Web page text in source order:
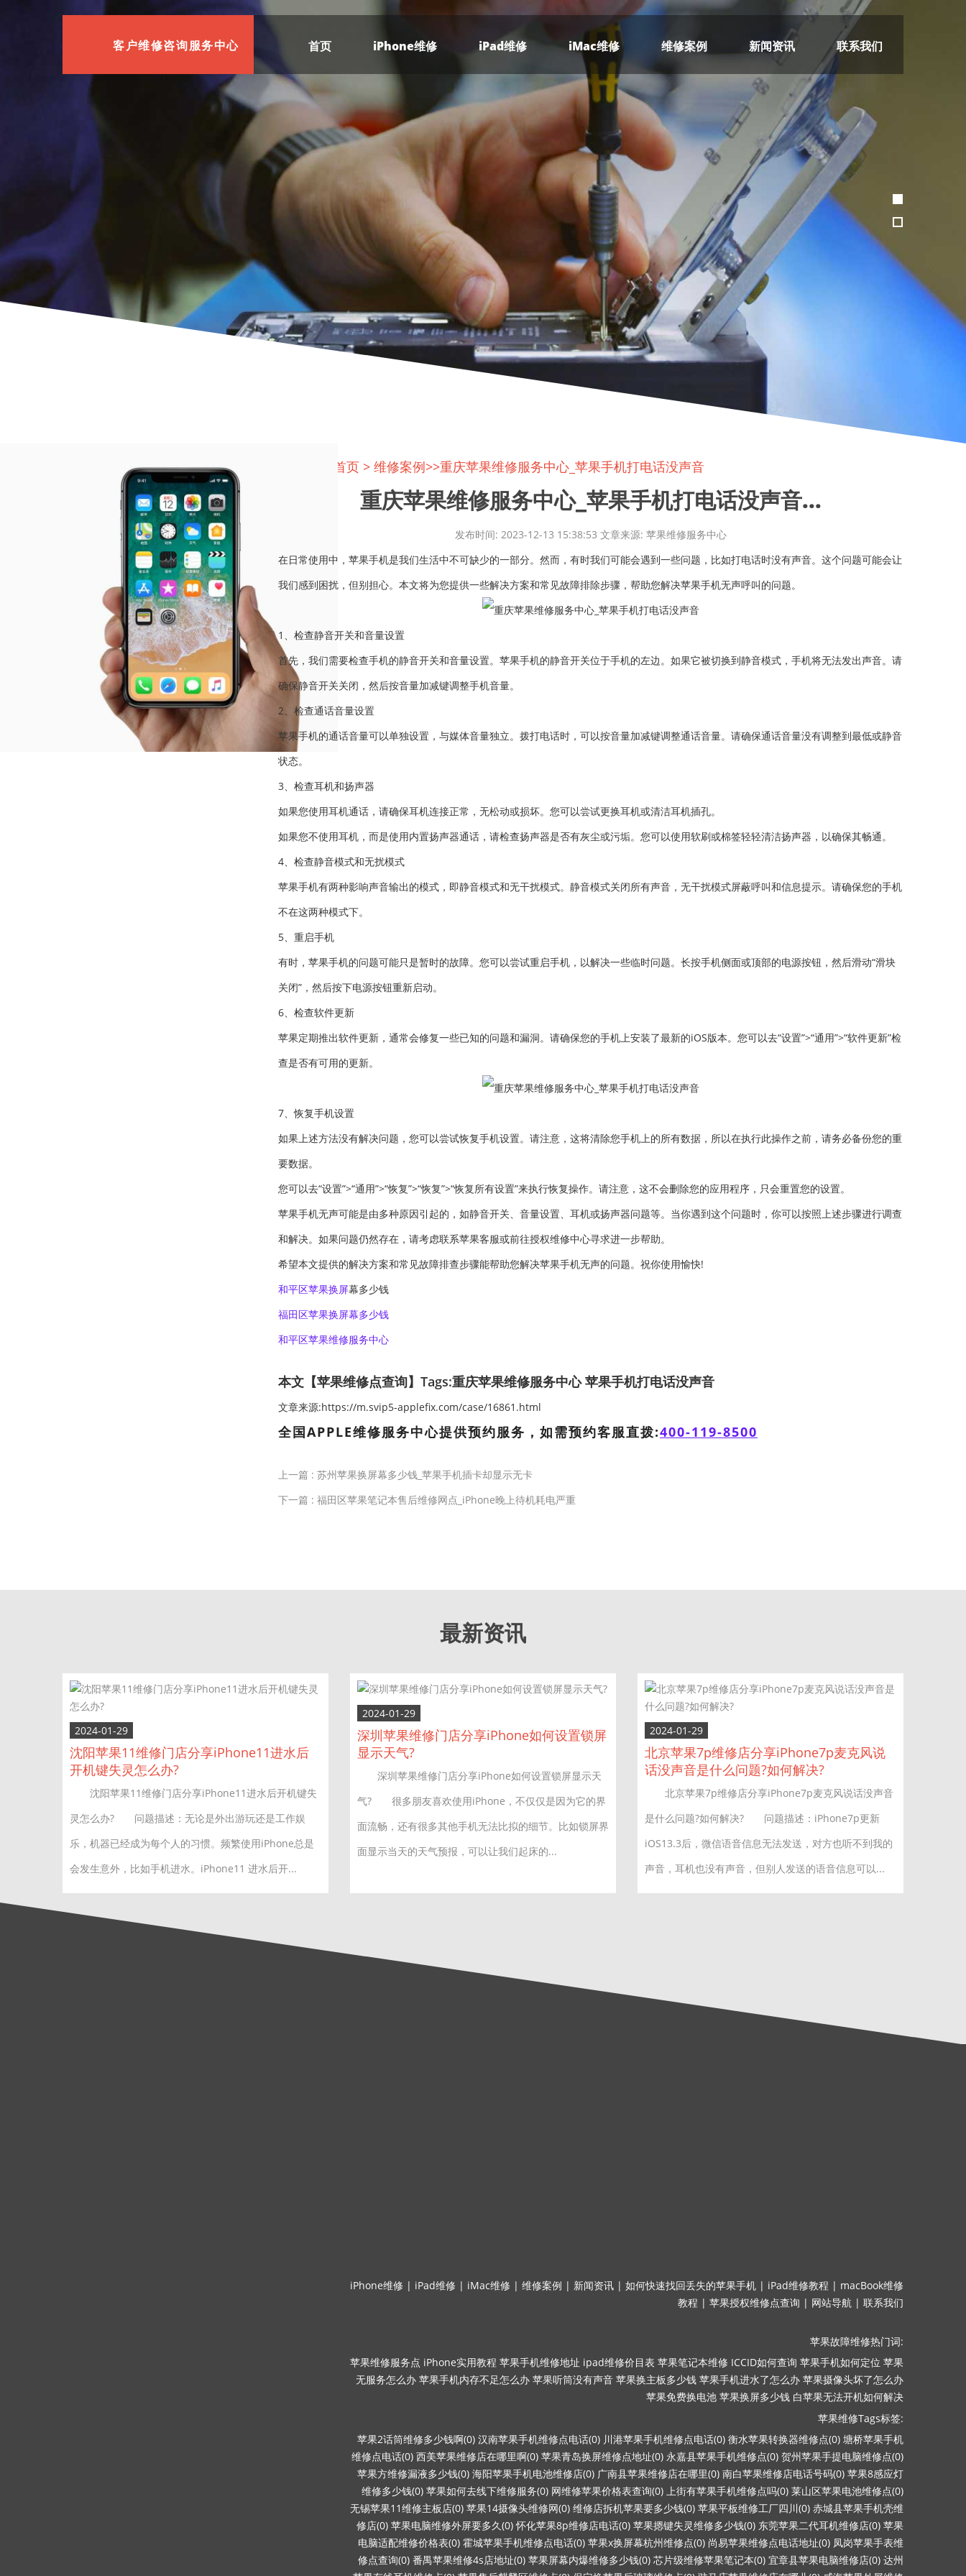
客户维修咨询服务中心 首页 iPhone维修 iPad维修 iMac维修 维修案例 新闻资讯 联系我们
首页 > 维修案例>>重庆苹果维修服务中心_苹果手机打电话没声音
重庆苹果维修服务中心_苹果手机打电话没声音...
发布时间: 2023-12-13 15:38:53 文章来源: 苹果维修服务中心
在日常使用中，苹果手机是我们生活中不可缺少的一部分。然而，有时我们可能会遇到一些问题，比如打电话时没有声音。这个问题可能会让
我们感到困扰，但别担心。本文将为您提供一些解决方案和常见故障排除步骤，帮助您解决苹果手机无声呼叫的问题。
1、检查静音开关和音量设置
首先，我们需要检查手机的静音开关和音量设置。苹果手机的静音开关位于手机的左边。如果它被切换到静音模式，手机将无法发出声音。请
确保静音开关关闭，然后按音量加减键调整手机音量。
2、检查通话音量设置
苹果手机的通话音量可以单独设置，与媒体音量独立。拨打电话时，可以按音量加减键调整通话音量。请确保通话音量没有调整到最低或静音
状态。
3、检查耳机和扬声器
如果您使用耳机通话，请确保耳机连接正常，无松动或损坏。您可以尝试更换耳机或清洁耳机插孔。
如果您不使用耳机，而是使用内置扬声器通话，请检查扬声器是否有灰尘或污垢。您可以使用软刷或棉签轻轻清洁扬声器，以确保其畅通。
4、检查静音模式和无扰模式
苹果手机有两种影响声音输出的模式，即静音模式和无干扰模式。静音模式关闭所有声音，无干扰模式屏蔽呼叫和信息提示。请确保您的手机
不在这两种模式下。
5、重启手机
有时，苹果手机的问题可能只是暂时的故障。您可以尝试重启手机，以解决一些临时问题。长按手机侧面或顶部的电源按钮，然后滑动“滑块
关闭”，然后按下电源按钮重新启动。
6、检查软件更新
苹果定期推出软件更新，通常会修复一些已知的问题和漏洞。请确保您的手机上安装了最新的iOS版本。您可以去“设置”>“通用”>“软件更新”检
查是否有可用的更新。
7、恢复手机设置
如果上述方法没有解决问题，您可以尝试恢复手机设置。请注意，这将清除您手机上的所有数据，所以在执行此操作之前，请务必备份您的重
要数据。
您可以去“设置”>“通用”>“恢复”>“恢复”>“恢复所有设置”来执行恢复操作。请注意，这不会删除您的应用程序，只会重置您的设置。
苹果手机无声可能是由多种原因引起的，如静音开关、音量设置、耳机或扬声器问题等。当你遇到这个问题时，你可以按照上述步骤进行调查
和解决。如果问题仍然存在，请考虑联系苹果客服或前往授权维修中心寻求进一步帮助。
希望本文提供的解决方案和常见故障排查步骤能帮助您解决苹果手机无声的问题。祝你使用愉快!
和平区苹果换屏幕多少钱
福田区苹果换屏幕多少钱
和平区苹果维修服务中心
本文【苹果维修点查询】Tags:重庆苹果维修服务中心 苹果手机打电话没声音
文章来源:https://m.svip5-applefix.com/case/16861.html
全国APPLE维修服务中心提供预约服务，如需预约客服直拨:400-119-8500
上一篇 : 苏州苹果换屏幕多少钱_苹果手机插卡却显示无卡
下一篇 : 福田区苹果笔记本售后维修网点_iPhone晚上待机耗电严重
最新资讯
2024-01-29
沈阳苹果11维修门店分享iPhone11进水后
开机键失灵怎么办?
沈阳苹果11维修门店分享iPhone11进水后开机键失
灵怎么办? 问题描述：无论是外出游玩还是工作娱
乐，机器已经成为每个人的习惯。频繁使用iPhone总是
会发生意外，比如手机进水。iPhone11 进水后开...
2024-01-29
深圳苹果维修门店分享iPhone如何设置锁屏
显示天气?
深圳苹果维修门店分享iPhone如何设置锁屏显示天
气? 很多朋友喜欢使用iPhone，不仅仅是因为它的界
面流畅，还有很多其他手机无法比拟的细节。比如锁屏界
面显示当天的天气预报，可以让我们起床的...
2024-01-29
北京苹果7p维修店分享iPhone7p麦克风说
话没声音是什么问题?如何解决?
北京苹果7p维修店分享iPhone7p麦克风说话没声音
是什么问题?如何解决? 问题描述：iPhone7p更新
iOS13.3后，微信语音信息无法发送，对方也听不到我的
声音，耳机也没有声音，但别人发送的语音信息可以...
iPhone维修 | iPad维修 | iMac维修 | 维修案例 | 新闻资讯 | 如何快速找回丢失的苹果手机 | iPad维修教程 | macBook维修
教程 | 苹果授权维修点查询 | 网站导航 | 联系我们
苹果故障维修热门词:
苹果维修服务点 iPhone实用教程 苹果手机维修地址 ipad维修价目表 苹果笔记本维修 ICCID如何查询 苹果手机如何定位 苹果
无服务怎么办 苹果手机内存不足怎么办 苹果听筒没有声音 苹果换主板多少钱 苹果手机进水了怎么办 苹果摄像头坏了怎么办
苹果免费换电池 苹果换屏多少钱 白苹果无法开机如何解决
苹果维修Tags标签:
苹果2话筒维修多少钱啊(0) 汉南苹果手机维修点电话(0) 川港苹果手机维修点电话(0) 衡水苹果转换器维修点(0) 塘桥苹果手机
维修点电话(0) 西美苹果维修店在哪里啊(0) 苹果青岛换屏维修点地址(0) 永嘉县苹果手机维修点(0) 贺州苹果手提电脑维修点(0)
苹果方维修漏液多少钱(0) 海阳苹果手机电池维修店(0) 广南县苹果维修店在哪里(0) 南白苹果维修店电话号码(0) 苹果8感应灯
维修多少钱(0) 苹果如何去线下维修服务(0) 网维修苹果价格表查询(0) 上街有苹果手机维修点吗(0) 莱山区苹果电池维修点(0)
无锡苹果11维修主板店(0) 苹果14摄像头维修网(0) 维修店拆机苹果要多少钱(0) 苹果平板维修工厂四川(0) 赤城县苹果手机壳维
修店(0) 苹果电脑维修外屏要多久(0) 怀化苹果8p维修店电话(0) 苹果摁键失灵维修多少钱(0) 东莞苹果二代耳机维修店(0) 苹果
电脑适配维修价格表(0) 霍城苹果手机维修点电话(0) 苹果x换屏幕杭州维修点(0) 尚易苹果维修点电话地址(0) 凤岗苹果手表维
修点查询(0) 番禺苹果维修4s店地址(0) 苹果屏幕内爆维修多少钱(0) 芯片级维修苹果笔记本(0) 宜章县苹果电脑维修店(0) 达州